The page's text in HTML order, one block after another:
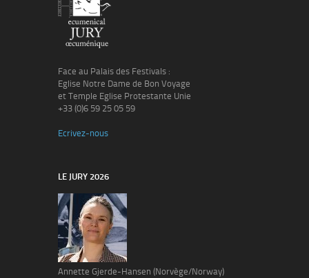
Face au Palais des Festivals :
Eglise Notre Dame de Bon Voyage
et Temple Eglise Protestante Unie
+33 (0)6 59 25 05 59
Ecrivez-nous
LE JURY 2026
Annette Gjerde-Hansen (Norvège/Norway)